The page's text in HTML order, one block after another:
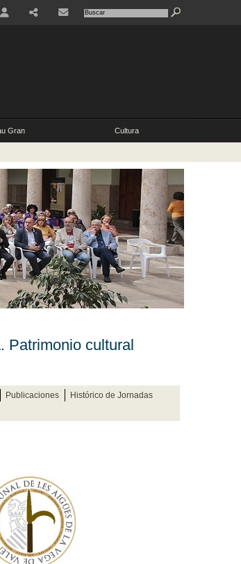
Gran Cultura
Patrimonio cultural
Publicaciones
Histórico de Jornadas